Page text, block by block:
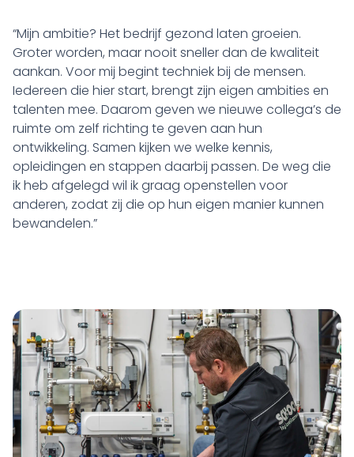
“Mijn ambitie? Het bedrijf gezond laten groeien.
Groter worden, maar nooit sneller dan de kwaliteit
aankan. Voor mij begint techniek bij de mensen.
Iedereen die hier start, brengt zijn eigen ambities en
talenten mee. Daarom geven we nieuwe collega’s de
ruimte om zelf richting te geven aan hun
ontwikkeling. Samen kijken we welke kennis,
opleidingen en stappen daarbij passen. De weg die
ik heb afgelegd wil ik graag openstellen voor
anderen, zodat zij die op hun eigen manier kunnen
bewandelen.”